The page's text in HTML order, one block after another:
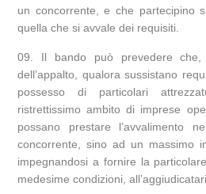
un concorrente, e che partecipino
quella che si avvale dei requisiti.
Il bando può prevedere
dell’appalto, qualora sussistano
possesso di particolari
ristrettissimo ambito di imprese
possano prestare l’avvalimento
concorrente, sino ad un massimo
impegnandosi a fornire la
medesime condizioni,